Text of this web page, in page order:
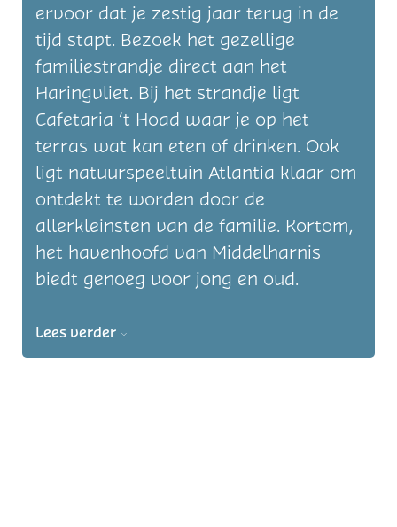
ervoor dat je zestig jaar terug in de
tijd stapt. Bezoek het gezellige
familiestrandje direct aan het
Haringvliet. Bij het strandje ligt
Cafetaria ’t Hoad waar je op het
terras wat kan eten of drinken. Ook
ligt natuurspeeltuin Atlantia klaar om
ontdekt te worden door de
allerkleinsten van de familie. Kortom,
het havenhoofd van Middelharnis
biedt genoeg voor jong en oud.
Lees verder